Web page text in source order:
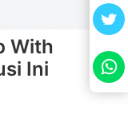
With
Ini